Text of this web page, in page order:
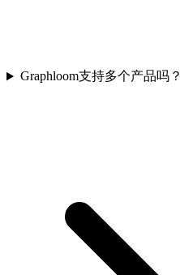
Graphloom支持多个产品吗？